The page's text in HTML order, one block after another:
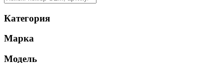
Категория
Марка
Модель